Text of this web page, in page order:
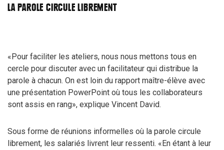
LA PAROLE CIRCULE LIBREMENT
«Pour faciliter les ateliers, nous nous mettons tous en
cercle pour discuter avec un facilitateur qui distribue la
parole à chacun. On est loin du rapport maître-élève avec
une présentation PowerPoint où tous les collaborateurs
sont assis en rang», explique Vincent David.
Sous forme de réunions informelles où la parole circule
librement, les salariés livrent leur ressenti. «En étant à leur